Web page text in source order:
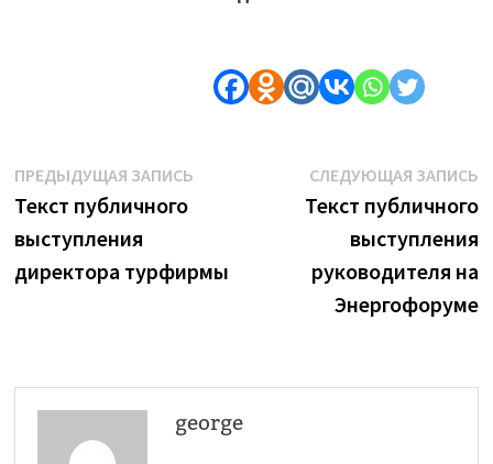
Навигация
по
записям
ПРЕДЫДУЩАЯ ЗАПИСЬПредыдущая
Текст публичного
выступления
директора турфирмы
СЛЕДУЮЩАЯ ЗАПИСЬ
Текст публичного
выступления
руководителя на
Энергофоруме
george